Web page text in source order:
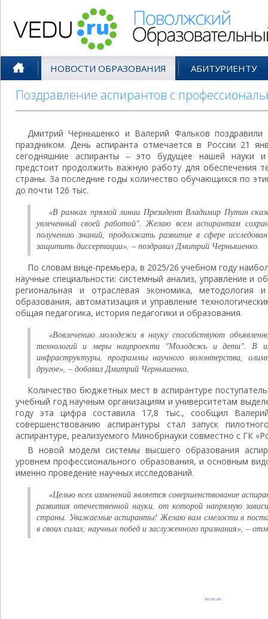
НОВОСТИ ОБРАЗОВАНИЯ АБИТУРИЕНТУ
Поздравление аспирантов с
Дмитрий Чернышенко и Валерий Фальков поздравили
праздником. День аспиранта отмечается в России 21
сегодняшние аспиранты – это будущее нашей науки
предстоит продолжить важную работу для обеспечения
страны. За последние годы количество обучающихся по
до почти 126 тыс.
«В рамках прямой линии Президент Владимир Путин
увлеченный своей работой". Желаю всем аспирантам
получению знаний, продолжать развитие в сфере
защитить диссертации», – поздравил Дмитрий Чернышенко.
По словам вице-премьера, в 2025/26 учебном году
научные специальности: системный анализ, управление и
региональная и отраслевая экономика, методология
образования, автоматизация и управление
общая педагогика, история педагогики и образования.
«Вовлечению молодежи в науку способствуют
технологий и меры нацпроекта "Молодежь и дети". В их
инфраструктуры, программы научного волонтерства,
другое», – добавил Дмитрий Чернышенко.
Количество бюджетных мест в аспирантуре
учебный год научным организациям и университетам
году эта цифра составила 17,8 тыс., сообщил
совершенствованию аспирантуры стал запуск
аспирантуре, реализуемого Минобрнауки совместно с ГК
В новой модели системы высшего образования
уровнем профессионального образования, и основным
именно проведение научных исследований.
«Целью всех изменений является совершенствование
развития отечественной науки, от которой напрямую
страны. Уважаемые аспиранты! Желаю вам смелости в
в своих силах, научных побед и заслуженного признания», –